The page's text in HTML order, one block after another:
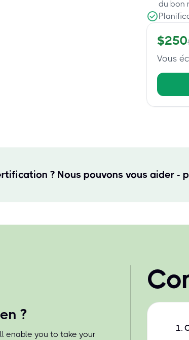
du bon
$250
Vous
? Nous pouvons vous aider -
?
enable you to take your
1.